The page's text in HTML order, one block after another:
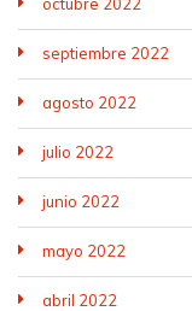
septiembre 2022
agosto 2022
julio 2022
junio 2022
mayo 2022
abril 2022